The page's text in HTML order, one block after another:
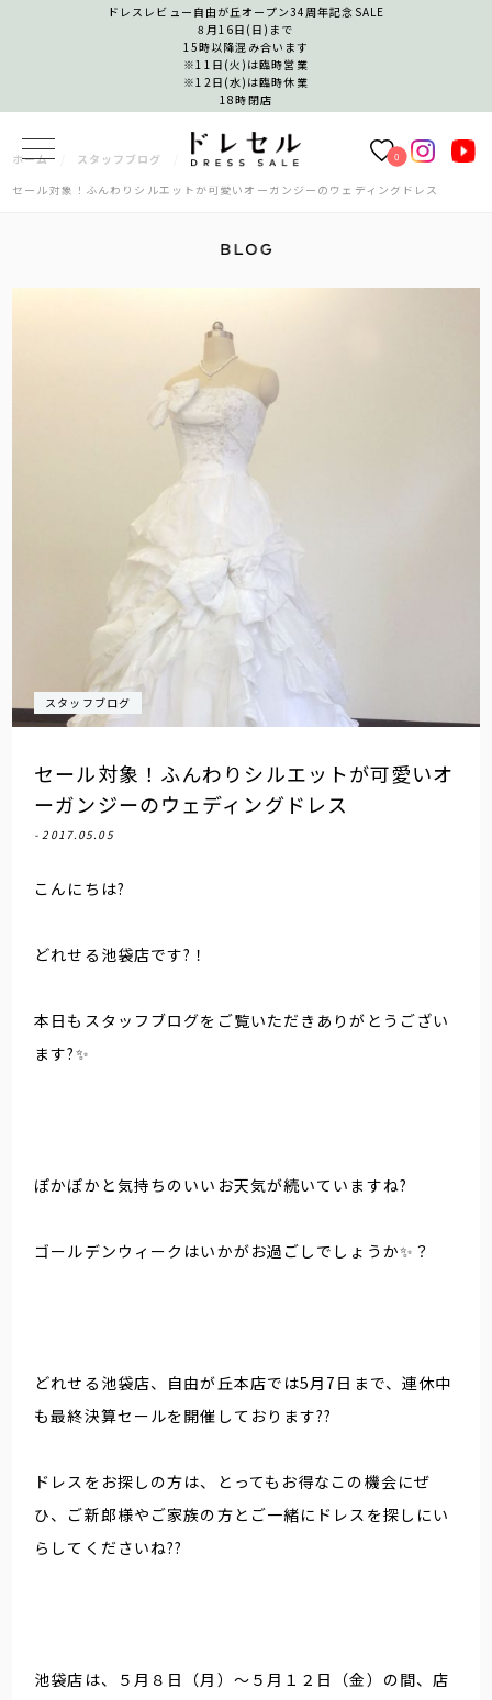
ドレスレビュー自由が丘オープン34周年記念SALE
8月16日(日)まで
15時以降混み合います
※11日(火)は臨時営業
※12日(水)は臨時休業
18時閉店
0
ホーム
スタッフブログ
セール対象！ふんわりシルエットが可愛いオーガンジーのウェディングドレス
スタッフブログ
セール対象！ふんわりシルエットが可愛いオ
ーガンジーのウェディングドレス
- 2017.05.05
こんにちは?
どれせる池袋店です?！
本日もスタッフブログをご覧いただきありがとうござい
ます?✨
ぽかぽかと気持ちのいいお天気が続いていますね?
ゴールデンウィークはいかがお過ごしでしょうか✨？
どれせる池袋店、自由が丘本店では5月7日まで、連休中
も最終決算セールを開催しております??
ドレスをお探しの方は、とってもお得なこの機会にぜ
ひ、ご新郎様やご家族の方とご一緒にドレスを探しにい
らしてくださいね??
池袋店は、５月８日（月）〜５月１２日（金）の間、店